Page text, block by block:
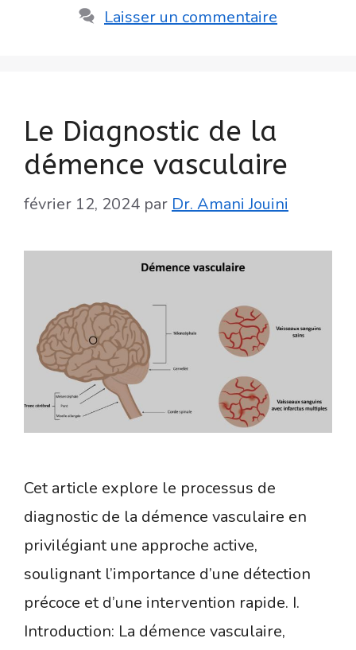
Laisser un commentaire
Le Diagnostic de la
démence vasculaire
février 12, 2024 par Dr. Amani Jouini
Cet article explore le processus de
diagnostic de la démence vasculaire en
privilégiant une approche active,
soulignant l’importance d’une détection
précoce et d’une intervention rapide. I.
Introduction: La démence vasculaire,